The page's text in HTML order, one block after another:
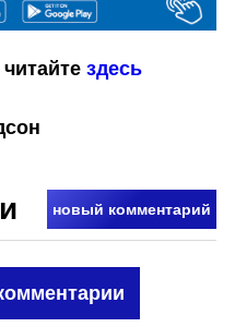
здесь
новый комментарий